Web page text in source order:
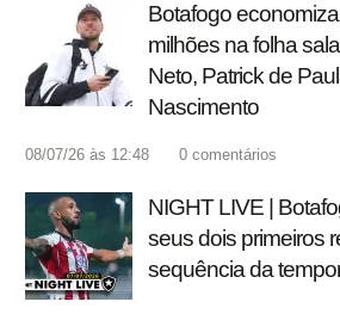
Botafogo
milhões na folha
Neto, Patrick de
Nascimento
08/07/26 às 12:48 0 comentários
NIGHT LIVE |
seus dois primeiros
sequência da